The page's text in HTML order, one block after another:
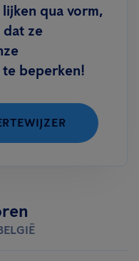
qua vorm,
ze
beperken!